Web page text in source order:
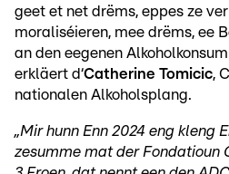
geet et net drëms, eppes ze
moraliséieren, mee drëms, ee
an den eegenen
erkläert d‘Catherine Tomicic,
nationalen Alkoholsplang.
„Mir hunn Enn 2024 eng kleng
zesumme mat der Fondatioun